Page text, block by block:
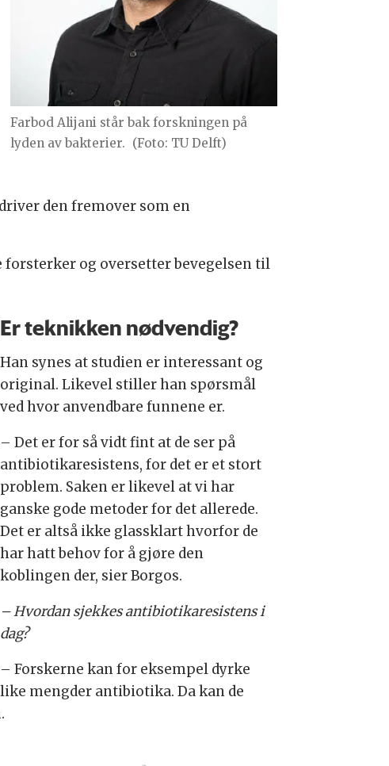
Farbod Alijani står bak forskningen på
lyden av bakterier. (Foto: TU Delft)
den fremover som en
og oversetter bevegelsen til
Er teknikken nødvendig?
Han synes at studien er interessant og
original. Likevel stiller han spørsmål
ved hvor anvendbare funnene er.
– Det er for så vidt fint at de ser på
antibiotikaresistens, for det er et stort
problem. Saken er likevel at vi har
ganske gode metoder for det allerede.
Det er altså ikke glassklart hvorfor de
har hatt behov for å gjøre den
koblingen der, sier Borgos.
– Hvordan sjekkes antibiotikaresistens i
dag?
– Forskerne kan for eksempel dyrke
mengder antibiotika. Da kan de